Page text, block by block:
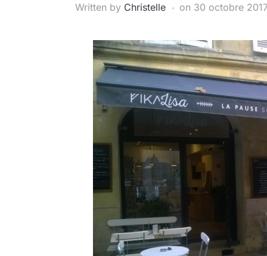
Written by Christelle on 30 octobre